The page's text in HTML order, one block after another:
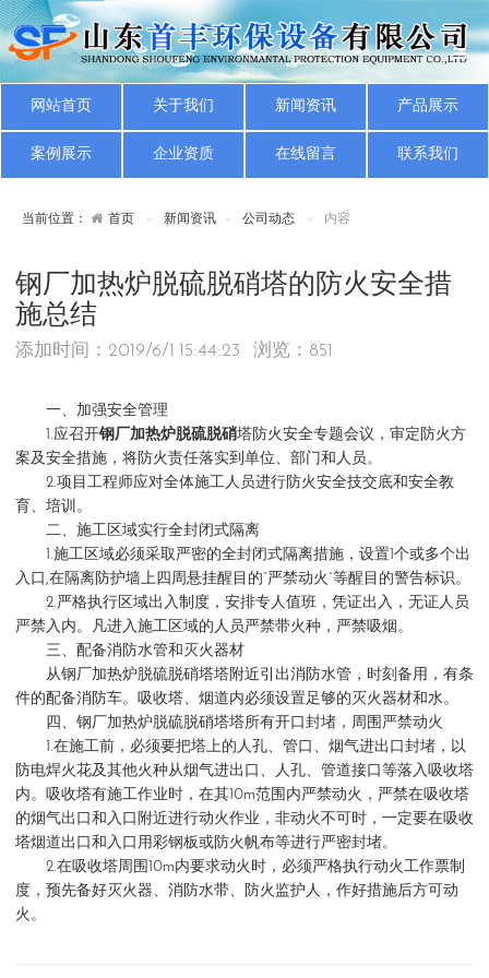
网站首页 关于我们 新闻资讯 产品展示
案例展示 企业资质 在线留言 联系我们
当前位置： 首页 新闻资讯 公司动态 内容
钢厂加热炉脱硫脱硝塔的防火安全措
施总结
添加时间：2019/6/1 15:44:23 浏览： 851
一、加强安全管理
1.应召开钢厂加热炉脱硫脱硝塔防火安全专题会议，审定防火方
案及安全措施，将防火责任落实到单位、部门和人员。
2.项目工程师应对全体施工人员进行防火安全技交底和安全教
育、培训。
二、施工区域实行全封闭式隔离
1.施工区域必须采取严密的全封闭式隔离措施，设置1个或多个出
入口,在隔离防护墙上四周悬挂醒目的“严禁动火”等醒目的警告标识。
2.严格执行区域出入制度，安排专人值班，凭证出入，无证人员
严禁入内。凡进入施工区域的人员严禁带火种，严禁吸烟。
三、配备消防水管和灭火器材
从钢厂加热炉脱硫脱硝塔塔附近引出消防水管，时刻备用，有条
件的配备消防车。吸收塔、烟道内必须设置足够的灭火器材和水。
四、钢厂加热炉脱硫脱硝塔塔所有开口封堵，周围严禁动火
1.在施工前，必须要把塔上的人孔、管口、烟气进出口封堵，以
防电焊火花及其他火种从烟气进出口、人孔、管道接口等落入吸收塔
内。吸收塔有施工作业时，在其10m范围内严禁动火，严禁在吸收塔
的烟气出口和入口附近进行动火作业，非动火不可时，一定要在吸收
塔烟道出口和入口用彩钢板或防火帆布等进行严密封堵。
2.在吸收塔周围10m内要求动火时，必须严格执行动火工作票制
度，预先备好灭火器、消防水带、防火监护人，作好措施后方可动
火。